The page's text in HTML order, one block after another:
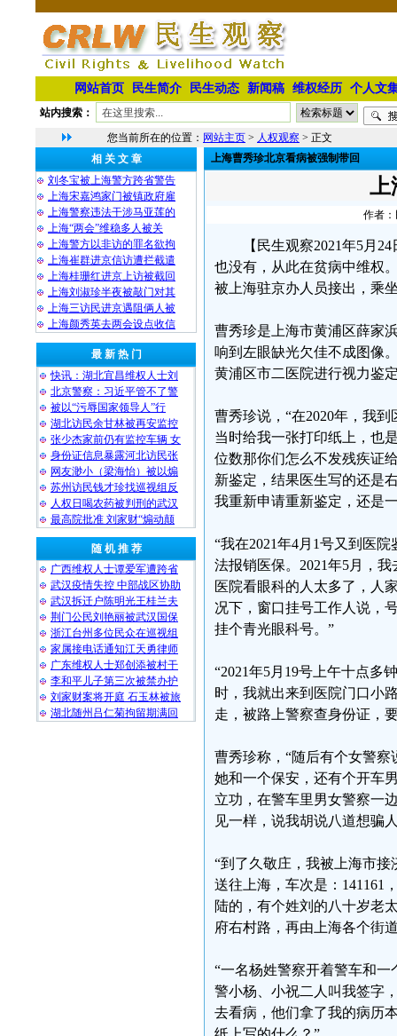
网站首页 民生简介 民生动态 新闻稿 维权经历 个人文
站内搜索：
您当前所在的位置： 网站主页 > 人权观察 > 正文
相 关 文 章
刘冬宝被上海警方跨省警告
上海宋嘉鸿家门被镇政府雇
上海警察违法干涉马亚莲的
上海“两会”维稳多人被关
上海警方以非访的罪名欲拘
上海崔群进京信访遭拦截遣
上海桂珊红进京上访被截回
上海刘淑珍半夜被敲门对其
上海三访民进京遇阻俩人被
上海颜秀英去两会设点收信
最 新 热 门
快讯：湖北宜昌维权人士刘
北京警察：习近平管不了警
被以“污辱国家领导人”行
湖北访民余甘林被再安监控
张少杰家前仍有监控车辆 女
身份证信息暴露河北访民张
网友渺小（梁海怡）被以煽
苏州访民钱才珍找巡视组反
人权日喝农药被判刑的武汉
最高院批准 刘家财“煽动颠
随 机 推 荐
广西维权人士谭爱军遭跨省
武汉疫情失控 中部战区协助
武汉拆迁户陈明光王桂兰夫
荆门公民刘艳丽被武汉国保
浙江台州多位民众在巡视组
家属接电话通知江天勇律师
广东维权人士郑创添被村干
李和平儿子第三次被禁办护
刘家财案将开庭 石玉林被旅
湖北随州吕仁菊拘留期满回
上海曹秀珍北京看病被强制带回
上
作者：
【民生观察2021年5月
也没有，从此在贫病中维权
被上海驻京办人员接出，乘
曹秀珍是上海市黄浦区薛家
响到左眼缺光欠佳不成图像
黄浦区市二医院进行视力鉴
曹秀珍说，“在2020年，我
当时给我一张打印纸上，也
位数那你们怎么不发残疾证
新鉴定，结果医生写的还是
我重新申请重新鉴定，还是
“我在2021年4月1号又到医
法报销医保。2021年5月，
医院看眼科的人太多了，人
况下，窗口挂号工作人说，
挂个青光眼科号。”
“2021年5月19号上午十点多
时，我就出来到医院门口小
走，被路上警察查身份证，
曹秀珍称，“随后有个女警
她和一个保安，还有个开车
立功，在警车里男女警察一
见一样，说我胡说八道想骗
“到了久敬庄，我被上海市
送往上海，车次是：141161
陆的，有个姓刘的八十岁老
府右村路，再由上海各个街
“一名杨姓警察开着警车和
警小杨、小祝二人叫我签字
去看病，他们拿了我的病历